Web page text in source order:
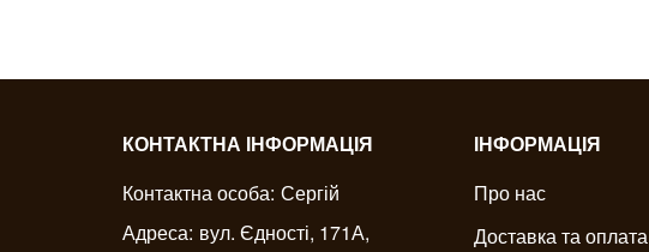
КОНТАКТНА ІНФОРМАЦІЯ
Контактна особа: Сергій
Адреса: вул. Єдності, 171А,
ІНФОРМАЦІЯ
Про нас
Доставка та оплата